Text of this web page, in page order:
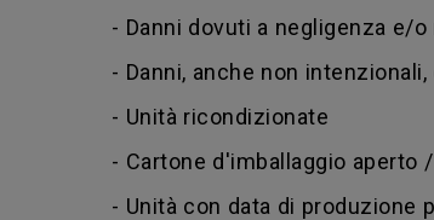
- Danni dovuti a negligenza e/
- Danni, anche non
- Unità ricondizionate
- Cartone d'imballaggio aperto
- Unità con data di produzione